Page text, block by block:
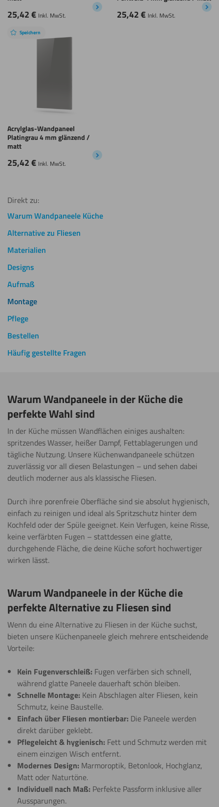
25,42€ Inkl. MwSt. 25,42€ Inkl. MwSt.
Speichern
Acrylglas-Wandpaneel
Platingrau 4 mm glänzend /
matt
25,42€ Inkl. MwSt.
Direkt zu:
Warum Wandpaneele Küche
Alternative zu Fliesen
Materialien
Designs
Aufmaß
Montage
Pflege
Bestellen
Häufig gestellte Fragen
Warum Wandpaneele in der Küche die
perfekte Wahl sind
In der Küche müssen Wandflächen einiges aushalten:
spritzendes Wasser, heißer Dampf, Fettablagerungen und
tägliche Nutzung. Unsere Küchenwandpaneele schützen
zuverlässig vor all diesen Belastungen – und sehen dabei
deutlich moderner aus als klassische Fliesen.
Durch ihre porenfreie Oberfläche sind sie absolut hygienisch,
einfach zu reinigen und ideal als Spritzschutz hinter dem
Kochfeld oder der Spüle geeignet. Kein Verfugen, keine Risse,
keine verfärbten Fugen – stattdessen eine glatte,
durchgehende Fläche, die deine Küche sofort hochwertiger
wirken lässt.
Warum Wandpaneele in der Küche die
perfekte Alternative zu Fliesen sind
Wenn du eine Alternative zu Fliesen in der Küche suchst,
bieten unsere Küchenpaneele gleich mehrere entscheidende
Vorteile:
Kein Fugenverschleiß: Fugen verfärben sich schnell,
während glatte Paneele dauerhaft schön bleiben.
Schnelle Montage: Kein Abschlagen alter Fliesen, kein
Schmutz, keine Baustelle.
Einfach über Fliesen montierbar: Die Paneele werden
direkt darüber geklebt.
Pflegeleicht & hygienisch: Fett und Schmutz werden mit
einem einzigen Wisch entfernt.
Modernes Design: Marmoroptik, Betonlook, Hochglanz,
Matt oder Naturtöne.
Individuell nach Maß: Perfekte Passform inklusive aller
Aussparungen.